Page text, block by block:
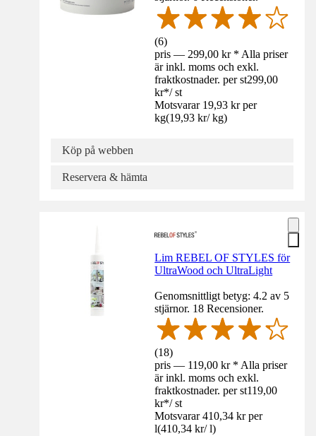
(6)
pris — 299,00 kr * Alla priser
är inkl. moms och exkl.
fraktkostnader. per st299,00
kr*/ st
Motsvarar 19,93 kr per
kg(19,93 kr/ kg)
Köp på webben
Reservera & hämta
Lim REBEL OF STYLES för
UltraWood och UltraLight
Genomsnittligt betyg: 4.2 av 5
stjärnor. 18 Recensioner.
(18)
pris — 119,00 kr * Alla priser
är inkl. moms och exkl.
fraktkostnader. per st119,00
kr*/ st
Motsvarar 410,34 kr per
l(410,34 kr/ l)